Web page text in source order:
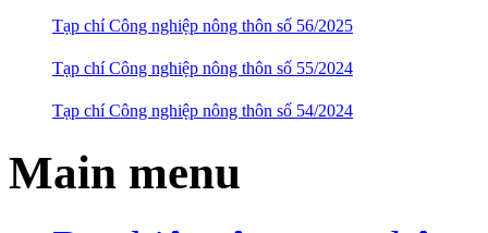
Tạp chí Công nghiệp nông thôn số 56/2025
Tạp chí Công nghiệp nông thôn số 55/2024
Tạp chí Công nghiệp nông thôn số 54/2024
Main menu